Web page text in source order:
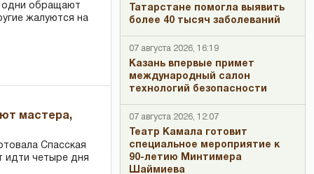
одни обращают
жалуются на
мастера,
Спасская
идти четыре дня
Татарстане помогла выявить
более 40 тысяч заболеваний
07 августа 2026, 16:19
Казань впервые примет
международный салон
технологий безопасности
07 августа 2026, 12:07
Театр Камала готовит
специальное мероприятие к
90-летию Минтимера
Шаймиева